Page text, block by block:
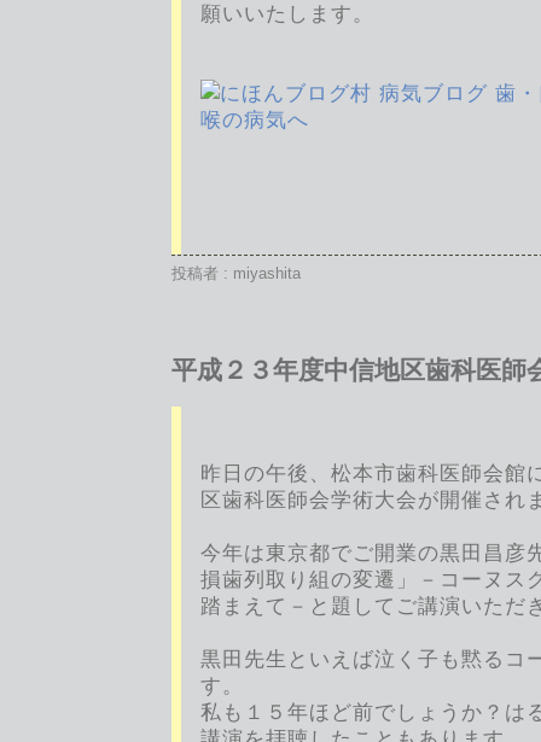
願いいたします。
投稿者 : miyashita
平成２３年度中信地区歯科医師
昨日の午後、松本市歯科医師会館
区歯科医師会学術大会が開催され
今年は東京都でご開業の黒田昌彦
損歯列取り組の変遷」－コーヌス
踏まえて－と題してご講演いただ
黒田先生といえば泣く子も黙るコ
す。
私も１５年ほど前でしょうか？は